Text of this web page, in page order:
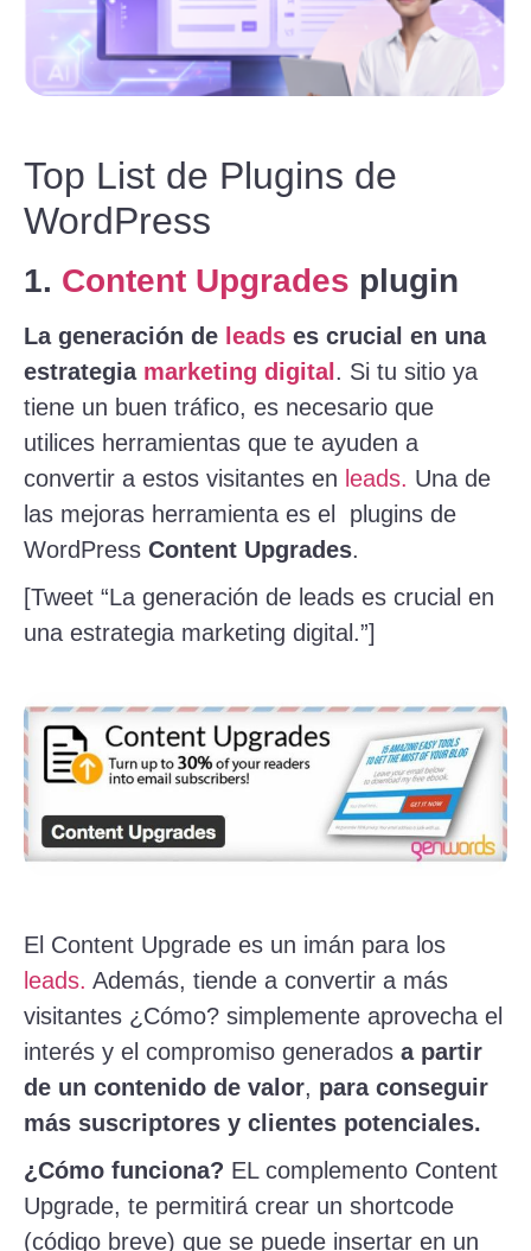
Top List de Plugins de
WordPress
1. Content Upgrades plugin
La generación de leads es crucial en una
estrategia marketing digital . Si tu sitio ya
tiene un buen tráfico, es necesario que
utilices herramientas que te ayuden a
convertir a estos visitantes en leads. Una de
las mejoras herramienta es el plugins de
WordPress Content Upgrades.
[Tweet “La generación de leads es crucial en
una estrategia marketing digital.”]
El Content Upgrade es un imán para los
leads. Además, tiende a convertir a más
visitantes ¿Cómo? simplemente aprovecha el
interés y el compromiso generados a partir
de un contenido de valor, para conseguir
más suscriptores y clientes potenciales.
¿Cómo funciona? EL complemento Content
Upgrade, te permitirá crear un shortcode
(código breve) que se puede insertar en un